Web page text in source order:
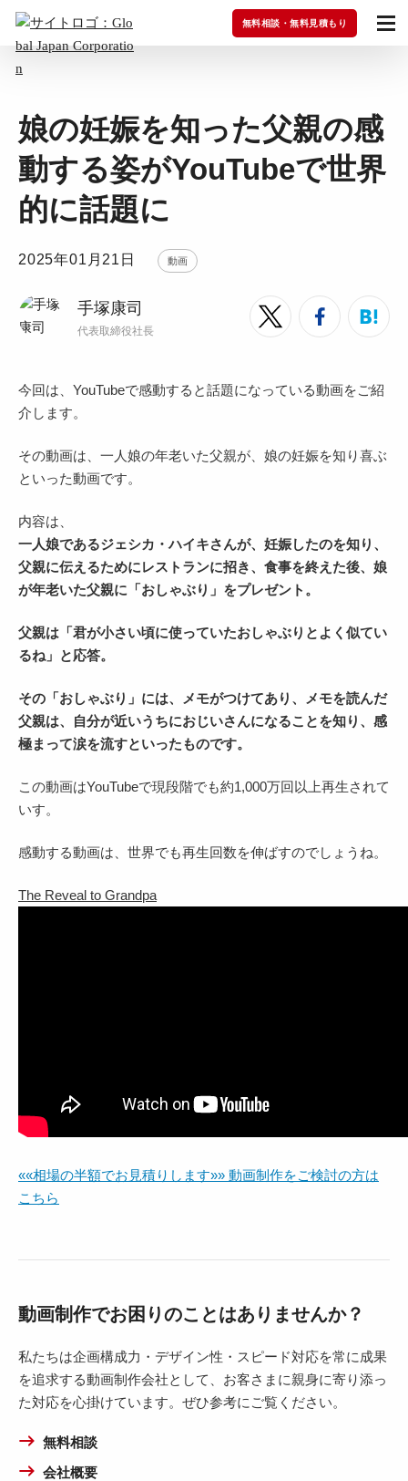
無料相談・無料見積もり
娘の妊娠を知った父親の感
動する姿がYouTubeで世界
的に話題に
2025年01月21日 動画
手塚康司
代表取締役社長
今回は、YouTubeで感動すると話題になっている動画をご紹
介します。
その動画は、一人娘の年老いた父親が、娘の妊娠を知り喜ぶ
といった動画です。
内容は、
一人娘であるジェシカ・ハイキさんが、妊娠したのを知り、
父親に伝えるためにレストランに招き、食事を終えた後、娘
が年老いた父親に「おしゃぶり」をプレゼント。
父親は「君が小さい頃に使っていたおしゃぶりとよく似てい
るね」と応答。
その「おしゃぶり」には、メモがつけてあり、メモを読んだ
父親は、自分が近いうちにおじいさんになることを知り、感
極まって涙を流すといったものです。
この動画はYouTubeで現段階でも約1,000万回以上再生されて
いす。
感動する動画は、世界でも再生回数を伸ばすのでしょうね。
The Reveal to Grandpa
««相場の半額でお見積りします»» 動画制作をご検討の方は
こちら
動画制作でお困りのことはありませんか？
私たちは企画構成力・デザイン性・スピード対応を常に成果
を追求する動画制作会社として、お客さまに親身に寄り添っ
た対応を心掛けています。ぜひ参考にご覧ください。
無料相談
会社概要